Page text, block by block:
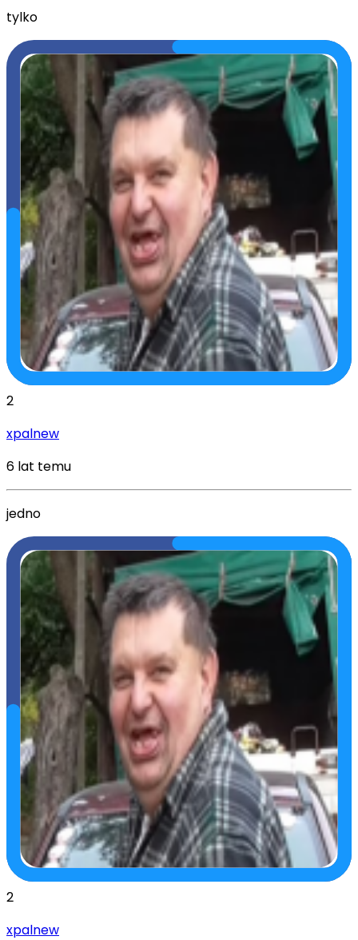
tylko
2
xpalnew
6 lat temu
jedno
2
xpalnew